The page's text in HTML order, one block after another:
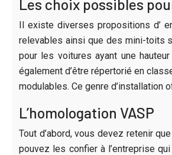
Les choix possibles
Il existe diverses propositions d’
relevables ainsi que des mini-toits
pour les voitures ayant une
également d’être répertorié en
modulables. Ce genre d’installation
L’homologation VASP
Tout d’abord, vous devez retenir
pouvez les confier à l’entreprise